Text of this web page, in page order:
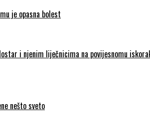
je opasna bolest
i njenim liječnicima na povijesnomu
nešto sveto